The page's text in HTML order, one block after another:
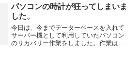
案内をしました。
================...
パソコンの時計が狂ってしまいま
した。
今日は、今までデーターベースを入れて
サーバー機として利用していたパソコン
のリカバリー作業をしました。作業は、